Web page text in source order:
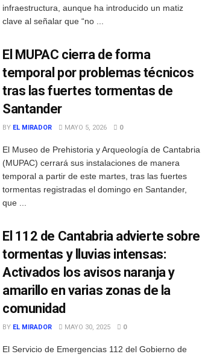
infraestructura, aunque ha introducido un matiz
clave al señalar que “no ...
El MUPAC cierra de forma
temporal por problemas técnicos
tras las fuertes tormentas de
Santander
BY EL MIRADOR MAYO 5, 2026 0
El Museo de Prehistoria y Arqueología de Cantabria
(MUPAC) cerrará sus instalaciones de manera
temporal a partir de este martes, tras las fuertes
tormentas registradas el domingo en Santander,
que ...
El 112 de Cantabria advierte sobre
tormentas y lluvias intensas:
Activados los avisos naranja y
amarillo en varias zonas de la
comunidad
BY EL MIRADOR MAYO 30, 2025 0
El Servicio de Emergencias 112 del Gobierno de